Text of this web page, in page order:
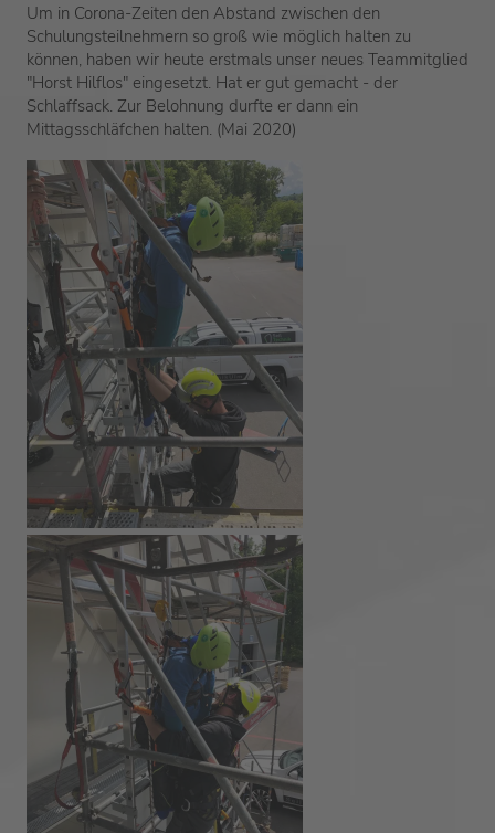
Um in Corona-Zeiten den Abstand zwischen den
Schulungsteilnehmern so groß wie möglich halten zu
können, haben wir heute erstmals unser neues Teammitglied
"Horst Hilflos" eingesetzt. Hat er gut gemacht - der
Schlaffsack. Zur Belohnung durfte er dann ein
Mittagsschläfchen halten. (Mai 2020)